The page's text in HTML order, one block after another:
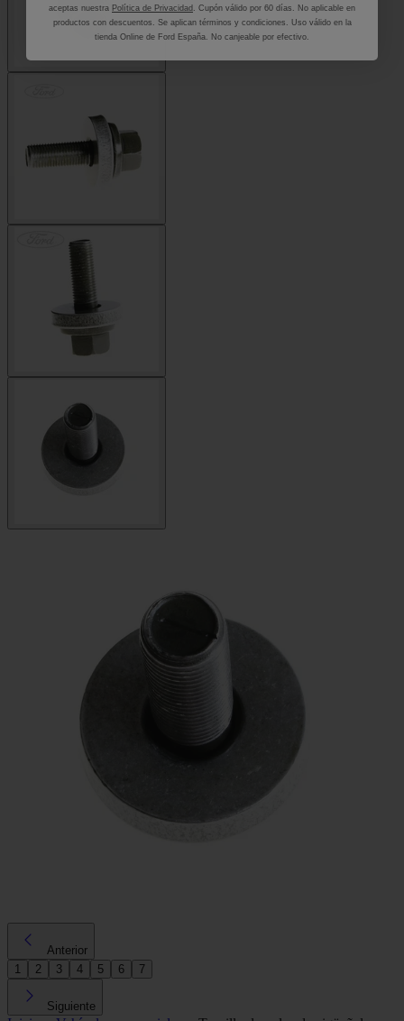
Anterior
1
2 3 4 5 6 7
Siguiente
aceptas nuestra Política de Privacidad . Cupón válido por 60 días. No aplicable en
productos con descuentos. Se aplican términos y condiciones. Uso válido en la
tienda Online de Ford España. No canjeable por efectivo.